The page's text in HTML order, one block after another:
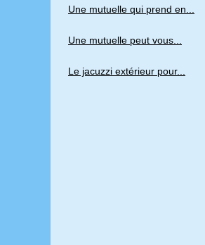
Une mutuelle qui prend en...
Une mutuelle peut vous...
Le jacuzzi extérieur pour...